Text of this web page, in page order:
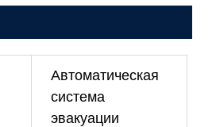
CO60,3/3
No:
2003BE
#2
Автоматическая
система
эвакуации